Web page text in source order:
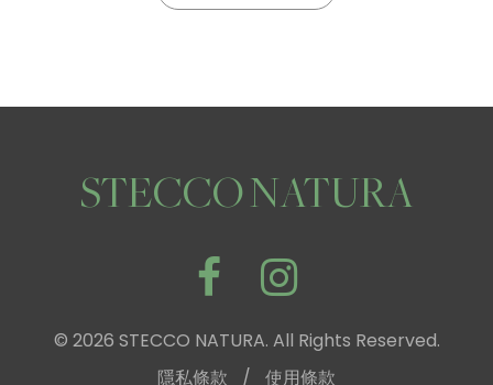
STECCO NATURA
© 2026 STECCO NATURA. All Rights Reserved.
隱私條款
/ 使用條款